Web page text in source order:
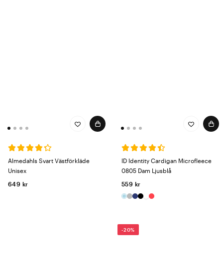
Almedahls Svart Västförkläde
Unisex
649 kr
ID Identity Cardigan Microfleece
0805 Dam Ljusblå
559 kr
-20%